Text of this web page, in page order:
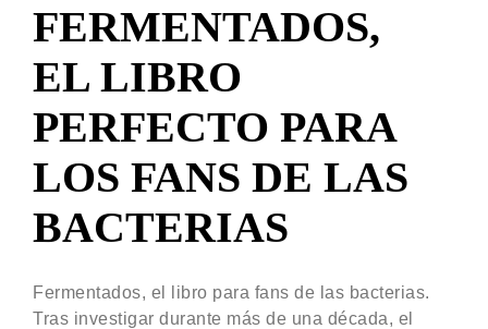
FERMENTADOS,
EL LIBRO
PERFECTO PARA
LOS FANS DE LAS
BACTERIAS
Fermentados, el libro para fans de las bacterias.
Tras investigar durante más de una década, el